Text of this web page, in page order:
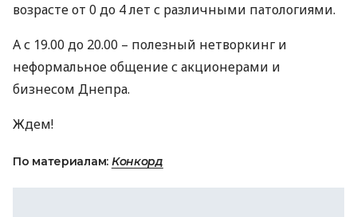
возрасте от 0 до 4 лет с различными патологиями.
А с 19.00 до 20.00 – полезный нетворкинг и
неформальное общение с акционерами и
бизнесом Днепра.
Ждем!
По материалам: Конкорд